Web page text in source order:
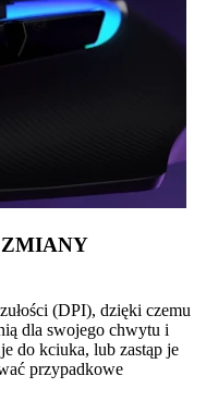
(DPI), dzięki czemu
dla swojego chwytu i
do kciuka, lub zastąp je
przypadkowe